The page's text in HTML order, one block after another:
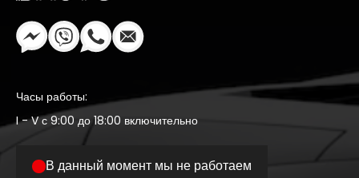
Часы работы:
I - V с 9:00 до 18:00 включительно
В данный момент мы не работаем